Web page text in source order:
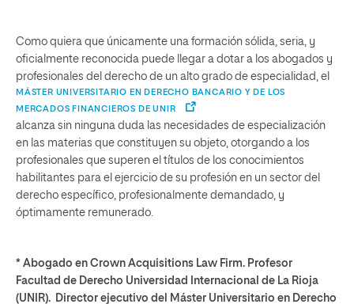
Como quiera que únicamente una formación sólida, seria, y
oficialmente reconocida puede llegar a dotar a los abogados y
profesionales del derecho de un alto grado de especialidad, el
MÁSTER UNIVERSITARIO EN DERECHO BANCARIO Y DE LOS
MERCADOS FINANCIEROS DE UNIR
alcanza sin ninguna duda las necesidades de especialización
en las materias que constituyen su objeto, otorgando a los
profesionales que superen el títulos de los conocimientos
habilitantes para el ejercicio de su profesión en un sector del
derecho específico, profesionalmente demandado, y
óptimamente remunerado.
* Abogado en Crown Acquisitions Law Firm. Profesor
Facultad de Derecho Universidad Internacional de La Rioja
(UNIR). Director ejecutivo del Máster Universitario en Derecho